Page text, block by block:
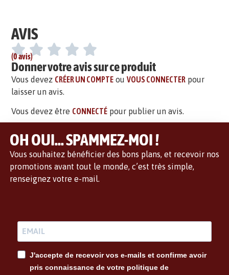
AVIS
(0 avis)
Donner votre avis sur ce produit
Vous devez CRÉER UN COMPTE ouVOUS CONNECTER pour
laisser un avis.
Vous devez être CONNECTÉ pour publier un avis.
OH OUI... SPAMMEZ-MOI !
Vous souhaitez bénéficier des bons plans, et recevoir nos
promotions avant tout le monde, c’est très simple,
renseignez votre e-mail.
J'accepte de recevoir vos e-mails et confirme avoir
pris connaissance de votre politique de